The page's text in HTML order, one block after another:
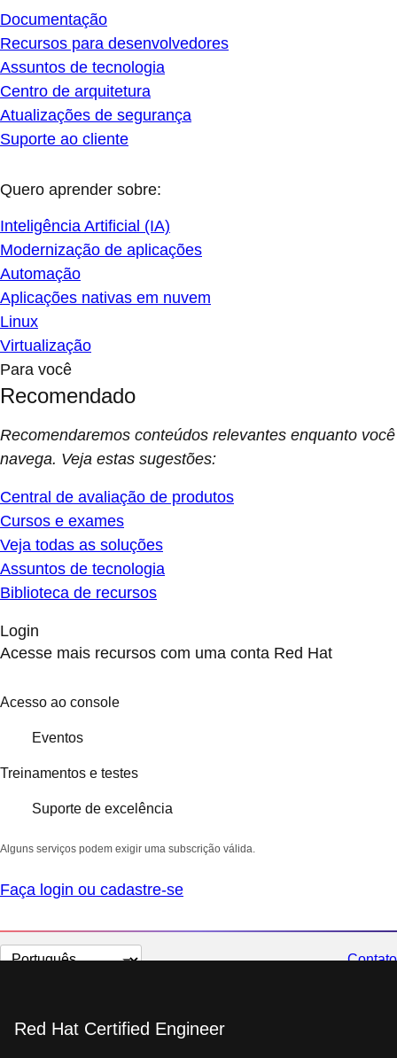
Documentação
Recursos para desenvolvedores
Assuntos de tecnologia
Centro de arquitetura
Atualizações de segurança
Suporte ao cliente
Quero aprender sobre:
Inteligência Artificial (IA)
Modernização de aplicações
Automação
Aplicações nativas em nuvem
Linux
Virtualização
Para você
Recomendado
Recomendaremos conteúdos relevantes enquanto você
navega. Veja estas sugestões:
Central de avaliação de produtos
Cursos e exames
Veja todas as soluções
Assuntos de tecnologia
Biblioteca de recursos
Login
Acesse mais recursos com uma conta Red Hat
Acesso ao console
Eventos
Treinamentos e testes
Suporte de excelência
Alguns serviços podem exigir uma subscrição válida.
Faça login ou cadastre-se
Selecionar
Contato
Red Hat Certified Engineer